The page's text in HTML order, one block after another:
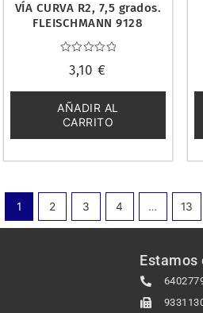
VÍA CURVA R2, 7,5 grados.
FLEISCHMANN 9128
con
de
5
3,10€
AÑADIR AL
CARRITO
1 2 3 4 … 13
Estamos